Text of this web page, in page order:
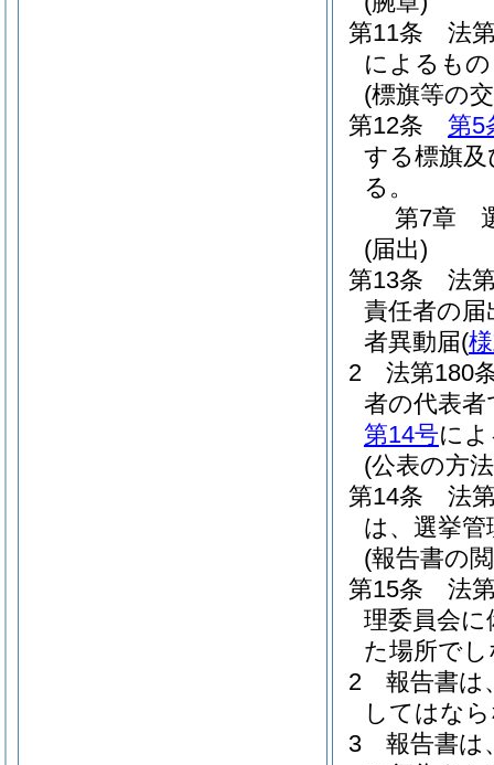
第11条
法
によるも
(標旗等の
第12条
第5
する標旗
る。
第7章
(届出)
第13条
法
責任者の届
者異動届(
2
法第180
者の代表
第14号に
(公表の方
第14条
法
は、選挙
(報告書の
第15条
法
理委員会
た場所で
2
報告書は
してはな
3
報告書は